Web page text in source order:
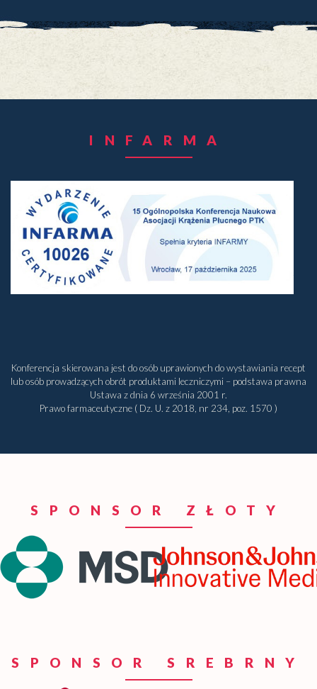
INFARMA
Konferencja skierowana jest do osób uprawionych do wystawiania recept
lub osób prowadzących obrót produktami leczniczymi – podstawa prawna
Ustawa z dnia 6 września 2001 r.
Prawo farmaceutyczne ( Dz. U. z 2018, nr 234, poz. 1570 )
SPONSOR ZŁOTY
SPONSOR SREBRNY